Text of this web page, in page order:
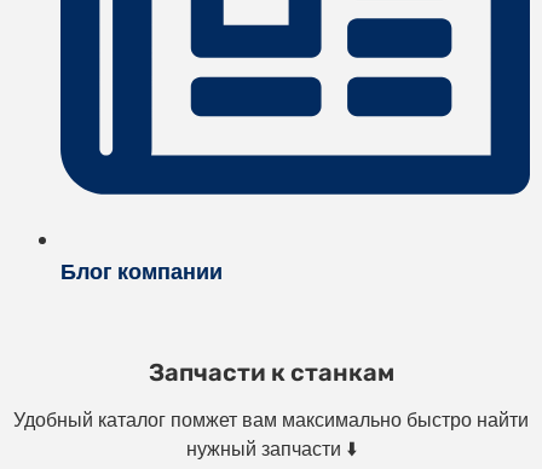
Блог компании
Запчасти к станкам
Удобный каталог помжет вам максимально быстро найти
нужный запчасти ⬇️